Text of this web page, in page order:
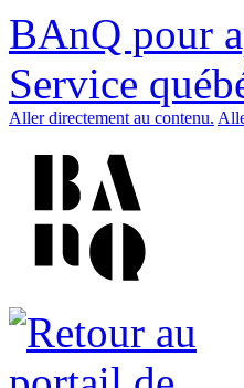
BAnQ pour
Service
Aller directement au contenu.